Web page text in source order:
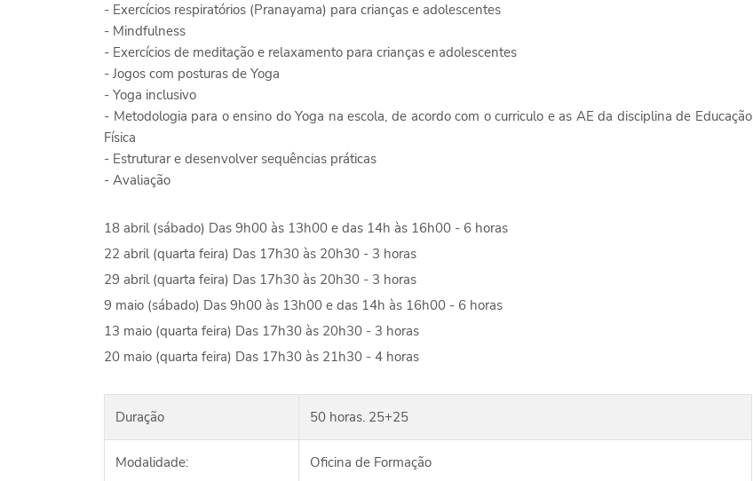
- Exercícios respiratórios (Pranayama) para crianças e adolescentes
- Mindfulness
- Exercícios de meditação e relaxamento para crianças e adolescentes
- Jogos com posturas de Yoga
- Yoga inclusivo
- Metodologia para o ensino do Yoga na escola, de acordo com o curriculo e as AE da disciplina de Educação
Física
- Estruturar e desenvolver sequências práticas
- Avaliação
18 abril (sábado) Das 9h00 às 13h00 e das 14h às 16h00 - 6 horas
22 abril (quarta feira) Das 17h30 às 20h30 - 3 horas
29 abril (quarta feira) Das 17h30 às 20h30 - 3 horas
9 maio (sábado) Das 9h00 às 13h00 e das 14h às 16h00 - 6 horas
13 maio (quarta feira) Das 17h30 às 20h30 - 3 horas
20 maio (quarta feira) Das 17h30 às 21h30 - 4 horas
Duração 50 horas. 25+25
Modalidade: Oficina de Formação